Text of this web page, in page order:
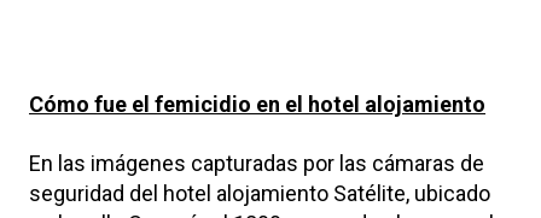
Cómo fue el femicidio en el hotel alojamiento
En las imágenes capturadas por las cámaras de
seguridad del hotel alojamiento Satélite, ubicado